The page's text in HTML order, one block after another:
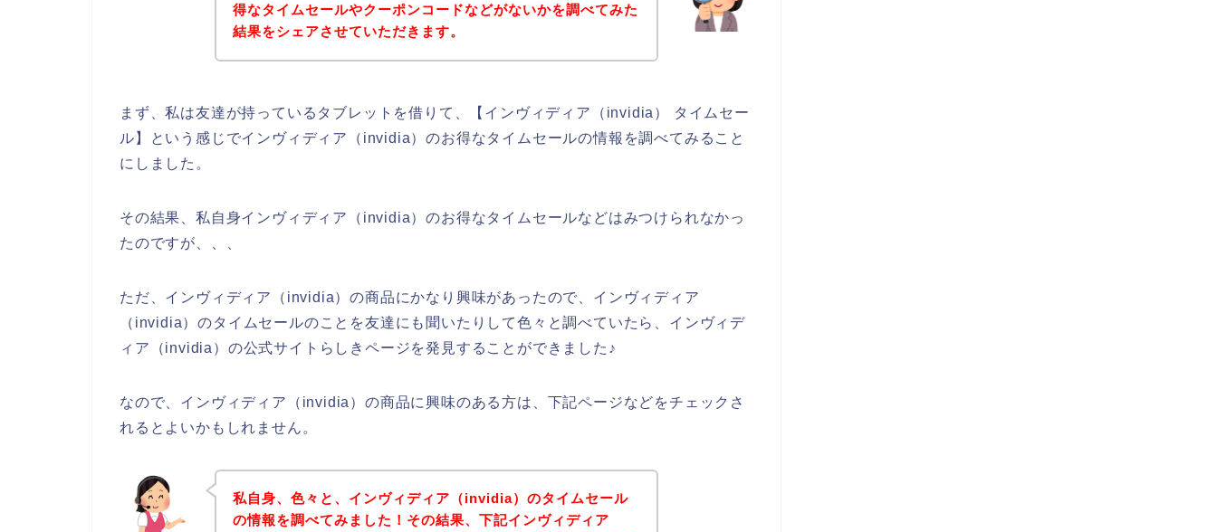
得なタイムセールやクーポンコードなどがないかを調べてみた
結果をシェアさせていただきます。
まず、私は友達が持っているタブレットを借りて、【インヴィディア（invidia） タイムセー
ル】という感じでインヴィディア（invidia）のお得なタイムセールの情報を調べてみること
にしました。
その結果、私自身インヴィディア（invidia）のお得なタイムセールなどはみつけられなかっ
たのですが、、、
ただ、インヴィディア（invidia）の商品にかなり興味があったので、インヴィディア
（invidia）のタイムセールのことを友達にも聞いたりして色々と調べていたら、インヴィデ
ィア（invidia）の公式サイトらしきページを発見することができました♪
なので、インヴィディア（invidia）の商品に興味のある方は、下記ページなどをチェックさ
れるとよいかもしれません。
私自身、色々と、インヴィディア（invidia）のタイムセール
の情報を調べてみました！その結果、下記インヴィディア